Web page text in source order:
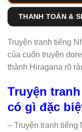
THANH TOÁN &
Truyện tranh tiếng
của cuốn truyện
thành Hiragana rõ
Truyện
có gì đặc
– Truyện tranh tiếng